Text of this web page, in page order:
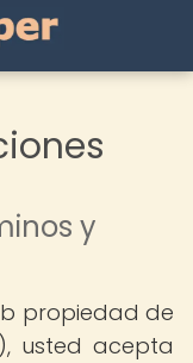
y
propiedad de
usted acepta